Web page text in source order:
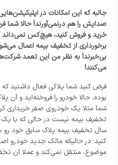
جالبه که این امکانات در
صدایش را هم درنمی‌آورند! حالا شما
خرید و فروش کنید، هیچ‌کس نمی‌داند
برخورداری از تخفیف بیمه اعمال
بی‌خبرند! به نظر من این تعمد
می‌کنند!
بوده، حالا خودرو را فروخته‌اید و
شما مثلا یک خودروی صفر خریداری
سال تخفیف بیمه پلاک سابق خود رو
کنید؛ در حالیکه مالک جدید خودرو
موضوع، منتقل نمی‌کند و عملا آن